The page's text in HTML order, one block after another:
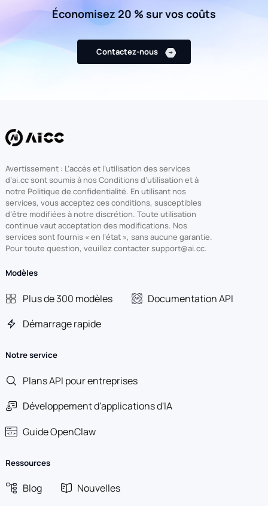
Économisez 20 % sur vos coûts
Contactez-nous
Avertissement : L’accès et l’utilisation des services
d’ai.cc sont soumis à nos Conditions d’utilisation et à
notre Politique de confidentialité. En utilisant nos
services, vous acceptez ces conditions, susceptibles
d’être modifiées à notre discrétion. Toute utilisation
continue vaut acceptation des modifications. Nos
services sont fournis « en l’état », sans aucune garantie.
Pour toute question, veuillez contacter support@ai.cc.
Modèles
Plus de 300 modèles
Documentation API
Démarrage rapide
Notre service
Plans API pour entreprises
Développement d'applications d'IA
Guide OpenClaw
Ressources
Blog
Nouvelles